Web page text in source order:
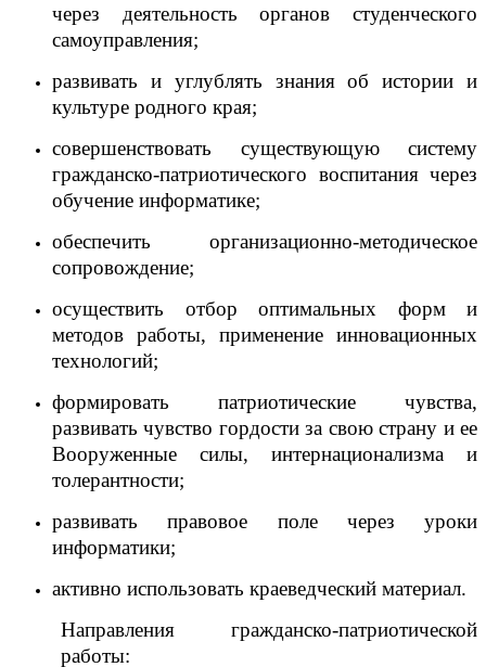
через деятельность органов студенческого
самоуправления;
развивать и углублять знания об истории и
культуре родного края;
совершенствовать существующую систему
гражданско-патриотического воспитания через
обучение информатике;
обеспечить организационно-методическое
сопровождение;
осуществить отбор оптимальных форм и
методов работы, применение инновационных
технологий;
формировать патриотические чувства,
развивать чувство гордости за свою страну и ее
Вооруженные силы, интернационализма и
толерантности;
развивать правовое поле через уроки
информатики;
активно использовать краеведческий материал.
Направления гражданско-патриотической
работы: